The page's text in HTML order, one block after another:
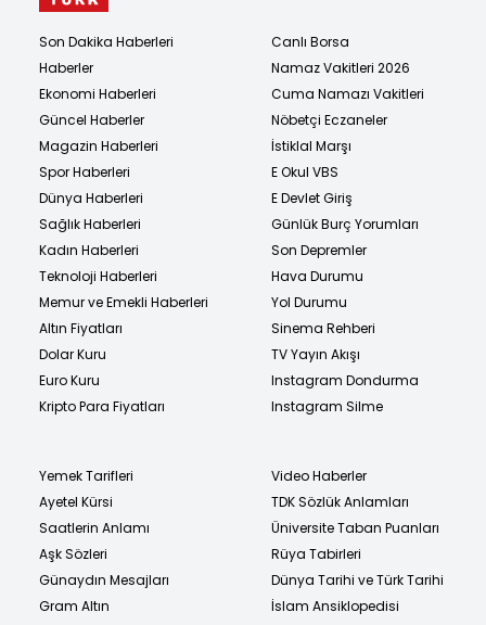
Son Dakika Haberleri
Haberler
Ekonomi Haberleri
Güncel Haberler
Magazin Haberleri
Spor Haberleri
Dünya Haberleri
Sağlık Haberleri
Kadın Haberleri
Teknoloji Haberleri
Memur ve Emekli Haberleri
Altın Fiyatları
Dolar Kuru
Euro Kuru
Kripto Para Fiyatları
Canlı Borsa
Namaz Vakitleri 2026
Cuma Namazı Vakitleri
Nöbetçi Eczaneler
İstiklal Marşı
E Okul VBS
E Devlet Giriş
Günlük Burç Yorumları
Son Depremler
Hava Durumu
Yol Durumu
Sinema Rehberi
TV Yayın Akışı
Instagram Dondurma
Instagram Silme
Yemek Tarifleri
Ayetel Kürsi
Saatlerin Anlamı
Aşk Sözleri
Günaydın Mesajları
Gram Altın
Video Haberler
TDK Sözlük Anlamları
Üniversite Taban Puanları
Rüya Tabirleri
Dünya Tarihi ve Türk Tarihi
İslam Ansiklopedisi